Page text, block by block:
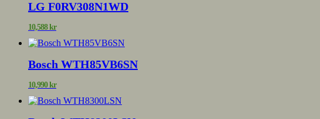
LG F0RV308N1WD
10,588kr
Bosch WTH85VB6SN
10,990kr